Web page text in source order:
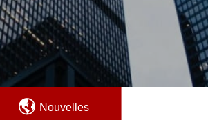
Nouvelles